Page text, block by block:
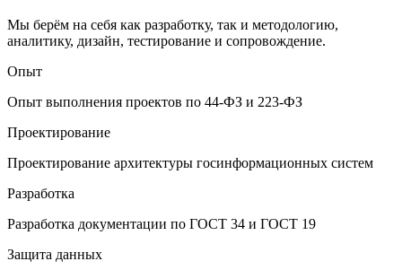
Мы берём на себя как разработку, так и методологию,
аналитику, дизайн, тестирование и сопровождение.
Опыт
Опыт выполнения проектов по 44-ФЗ и 223-ФЗ
Проектирование
Проектирование архитектуры госинформационных систем
Разработка
Разработка документации по ГОСТ 34 и ГОСТ 19
Защита данных